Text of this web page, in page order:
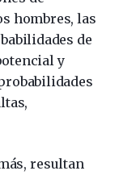
hombres, las
de
y
resultan